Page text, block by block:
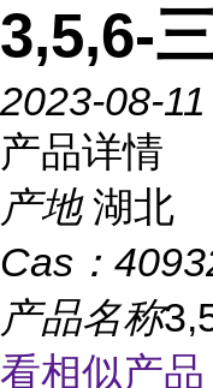
3,5,6-
2023-08-11
产品详情
产地 湖北
Cas：
产品名称
看相似产